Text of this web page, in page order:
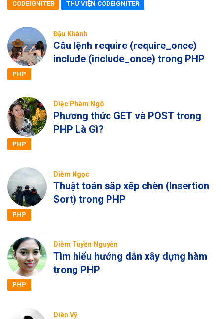
CODEIGNITER THƯ VIỆN CODEIGNITER
Đậu Khánh
Câu lệnh require (require_once)
include (include_once) trong PHP
PHP
Diệc Phàm Ngô
Phương thức GET và POST trong
PHP Là Gì?
PHP
Diễm Ngọc
Thuật toán sắp xếp chèn (Insertion
Sort) trong PHP
PHP
Diễm Tuyền Nguyễn
Tìm hiểu hướng dẫn xây dựng hàm
trong PHP
PHP
Diên Vỹ